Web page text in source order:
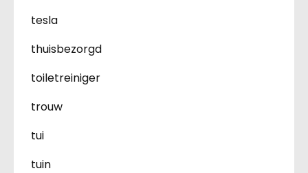
tesla
thuisbezorgd
toiletreiniger
trouw
tui
tuin